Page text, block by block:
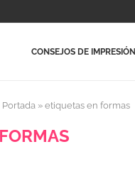
CONSEJOS DE IMPRESIÓN
Portada » etiquetas en formas